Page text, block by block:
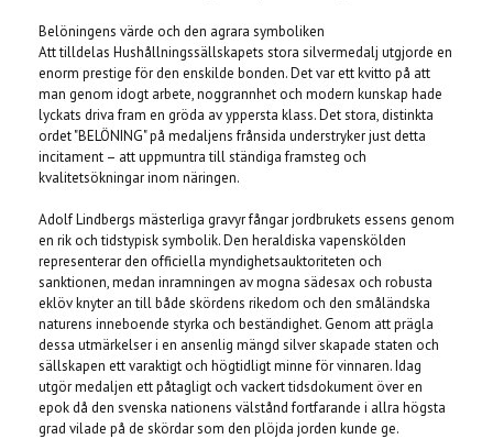
Belöningens värde och den agrara symboliken
Att tilldelas Hushållningssällskapets stora silvermedalj utgjorde en
enorm prestige för den enskilde bonden. Det var ett kvitto på att
man genom idogt arbete, noggrannhet och modern kunskap hade
lyckats driva fram en gröda av yppersta klass. Det stora, distinkta
ordet "BELÖNING" på medaljens frånsida understryker just detta
incitament – att uppmuntra till ständiga framsteg och
kvalitetsökningar inom näringen.
Adolf Lindbergs mästerliga gravyr fångar jordbrukets essens genom
en rik och tidstypisk symbolik. Den heraldiska vapenskölden
representerar den officiella myndighetsauktoriteten och
sanktionen, medan inramningen av mogna sädesax och robusta
eklöv knyter an till både skördens rikedom och den småländska
naturens inneboende styrka och beständighet. Genom att prägla
dessa utmärkelser i en ansenlig mängd silver skapade staten och
sällskapen ett varaktigt och högtidligt minne för vinnaren. Idag
utgör medaljen ett påtagligt och vackert tidsdokument över en
epok då den svenska nationens välstånd fortfarande i allra högsta
grad vilade på de skördar som den plöjda jorden kunde ge.